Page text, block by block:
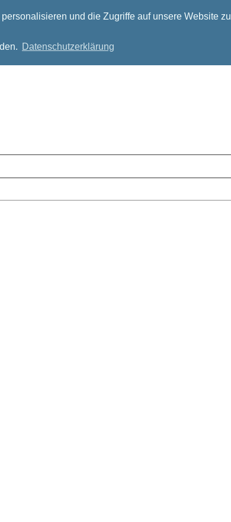
und die Zugriffe auf unsere Website zu
Datenschutzerklärung